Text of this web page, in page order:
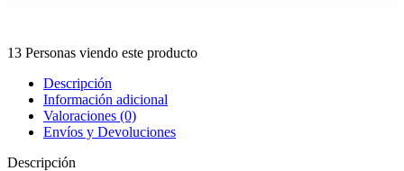
13 Personas viendo este producto
Descripción
Información adicional
Valoraciones (0)
Envíos y Devoluciones
Descripción